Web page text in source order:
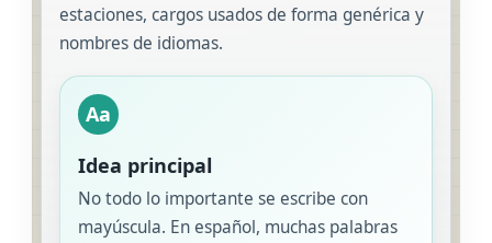
estaciones, cargos usados de forma genérica y
nombres de idiomas.
Aa
Idea principal
No todo lo importante se escribe con
mayúscula. En español, muchas palabras